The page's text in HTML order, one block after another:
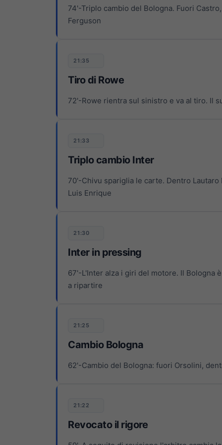
74'-Triplo cambio del Bologna. Fuori
Ferguson
21:35
Tiro di Rowe
72'-Rowe rientra sul sinistro e va al tiro. Il
21:33
Triplo cambio Inter
70'-Chivu spariglia le carte. Dentro
Luis Enrique
21:30
Inter in pressing
67'-L'Inter alza i giri del motore. Il Bologna
a ripartire
21:25
Cambio Bologna
62'-Cambio del Bologna: fuori Orsolini,
21:22
Revocato il rigore